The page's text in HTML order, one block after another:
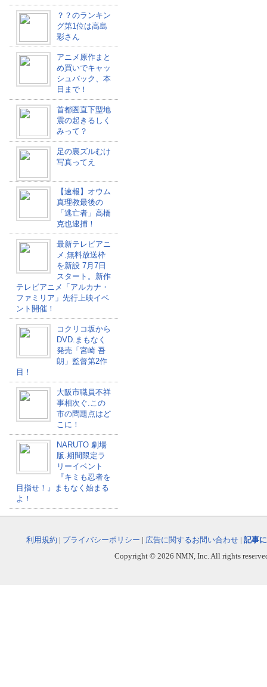
？？のランキン
グ第1位は高島
彩さん
アニメ原作まと
め買いでキャッ
シュバック、本
日まで！
首都圏直下型地
震の起きるしく
みって？
足の裏ズルむけ
写真ってえ
【速報】オウム
真理教最後の
「逃亡者」高橋
克也逮捕！
最新テレビアニ
メ.無料放送枠
を新設 7月7日
スタート。新作
テレビアニメ「アルカナ・
ファミリア」先行上映イベ
ント開催！
コクリコ坂から
DVD.まもなく
発売「宮崎 吾
朗」監督第2作
目！
大阪市職員不祥
事相次ぐ.この
市の問題点はど
こに！
NARUTO 劇場
版.期間限定ラ
リーイベント
『キミも忍者を
目指せ！』まもなく始まる
よ！
利用規約 | プライバシーポリシー | 広告に関するお問い合わせ | 記事
Copyright © 2026 NMN, Inc. All rights